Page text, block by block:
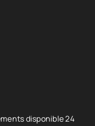
disponible 24